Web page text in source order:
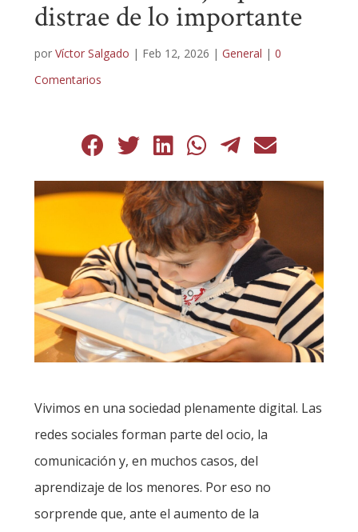
distrae de lo importante
por Víctor Salgado | Feb 12, 2026 | General | 0
Comentarios
Vivimos en una sociedad plenamente digital. Las
redes sociales forman parte del ocio, la
comunicación y, en muchos casos, del
aprendizaje de los menores. Por eso no
sorprende que, ante el aumento de la